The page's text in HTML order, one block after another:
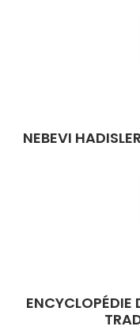
NEBEVI
ENCYCLOPÉDIE